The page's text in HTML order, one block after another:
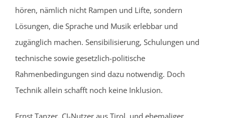
hören, nämlich nicht Rampen und Lifte, sondern
Lösungen, die Sprache und Musik erlebbar und
zugänglich machen. Sensibilisierung, Schulungen und
technische sowie gesetzlich-politische
Rahmenbedingungen sind dazu notwendig. Doch
Technik allein schafft noch keine Inklusion.